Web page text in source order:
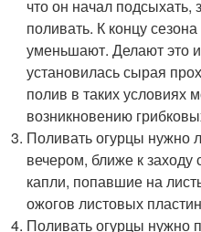
что он начал подсыхать,
поливать. К концу
уменьшают. Делают это
установилась сырая
полив в таких условиях
возникновению
Поливать огурцы нужно
вечером, ближе к
капли, попавшие на
ожогов листовых
Поливать огурцы нужно